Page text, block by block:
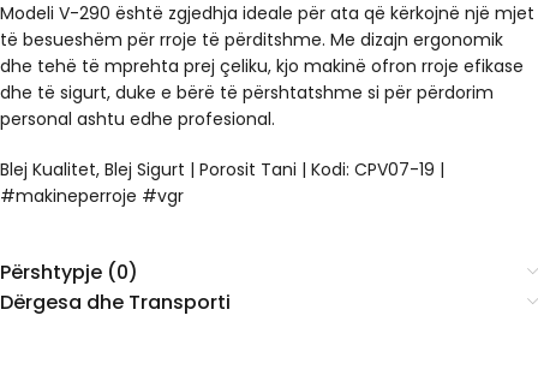
Modeli V-290 është zgjedhja ideale për ata që kërkojnë një mjet
të besueshëm për rroje të përditshme. Me dizajn ergonomik
dhe tehë të mprehta prej çeliku, kjo makinë ofron rroje efikase
dhe të sigurt, duke e bërë të përshtatshme si për përdorim
personal ashtu edhe profesional.
Blej Kualitet, Blej Sigurt | Porosit Tani | Kodi: CPV07-19 |
#makineperroje #vgr
Përshtypje (0)
Dërgesa dhe Transporti